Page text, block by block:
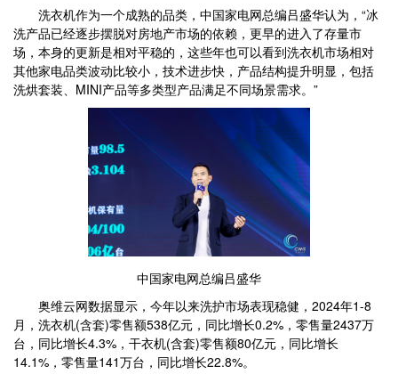
洗衣机作为一个成熟的品类，中国家电网总编吕盛华认为，“冰
洗产品已经逐步摆脱对房地产市场的依赖，更早的进入了存量市
场，本身的更新是相对平稳的，这些年也可以看到洗衣机市场相对
其他家电品类波动比较小，技术进步快，产品结构提升明显，包括
洗烘套装、MINI产品等多类型产品满足不同场景需求。”
中国家电网总编吕盛华
奥维云网数据显示，今年以来洗护市场表现稳健，2024年1-8
月，洗衣机(含套)零售额538亿元，同比增长0.2%，零售量2437万
台，同比增长4.3%，干衣机(含套)零售额80亿元，同比增长
14.1%，零售量141万台，同比增长22.8%。